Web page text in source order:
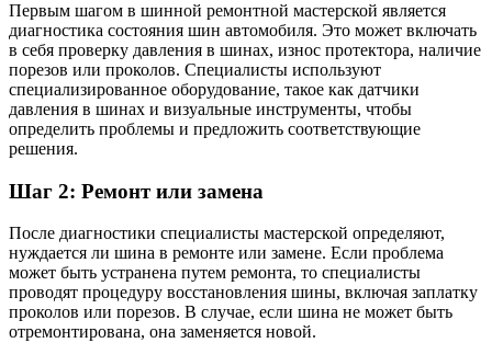
Первым шагом в шинной ремонтной мастерской является
диагностика состояния шин автомобиля. Это может включать
в себя проверку давления в шинах, износ протектора, наличие
порезов или проколов. Специалисты используют
специализированное оборудование, такое как датчики
давления в шинах и визуальные инструменты, чтобы
определить проблемы и предложить соответствующие
решения.
Шаг 2: Ремонт или замена
После диагностики специалисты мастерской определяют,
нуждается ли шина в ремонте или замене. Если проблема
может быть устранена путем ремонта, то специалисты
проводят процедуру восстановления шины, включая заплатку
проколов или порезов. В случае, если шина не может быть
отремонтирована, она заменяется новой.